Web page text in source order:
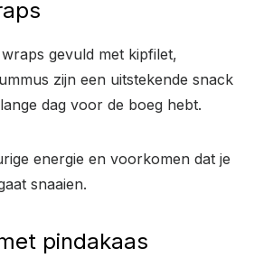
gevuld met kipfilet,
zijn een uitstekende snack
dag voor de boeg hebt.
energie en voorkomen dat je
snaaien.
pindakaas